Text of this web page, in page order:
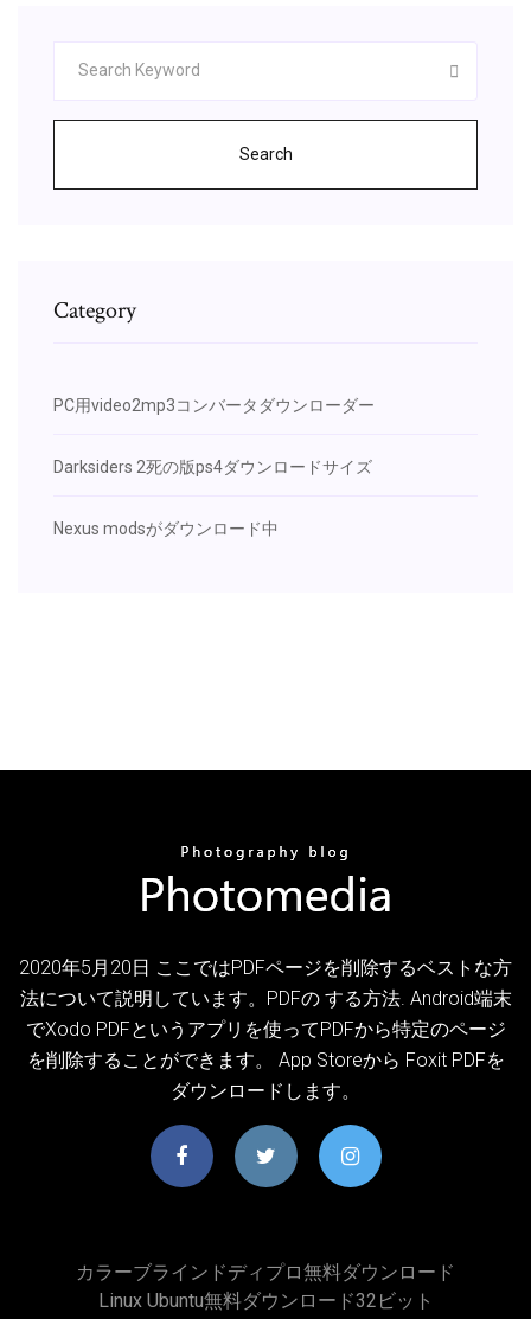
Search
Category
PC用video2mp3コンバータダウンローダー
Darksiders 2死の版ps4ダウンロードサイズ
Nexus modsがダウンロード中
2020年5月20日 ここではPDFページを削除するベストな方
法について説明しています。PDFの する方法. Android端末
でXodo PDFというアプリを使ってPDFから特定のページ
を削除することができます。 App Storeから Foxit PDFを
ダウンロードします。
カラーブラインドディプロ無料ダウンロード
Linux Ubuntu無料ダウンロード32ビット